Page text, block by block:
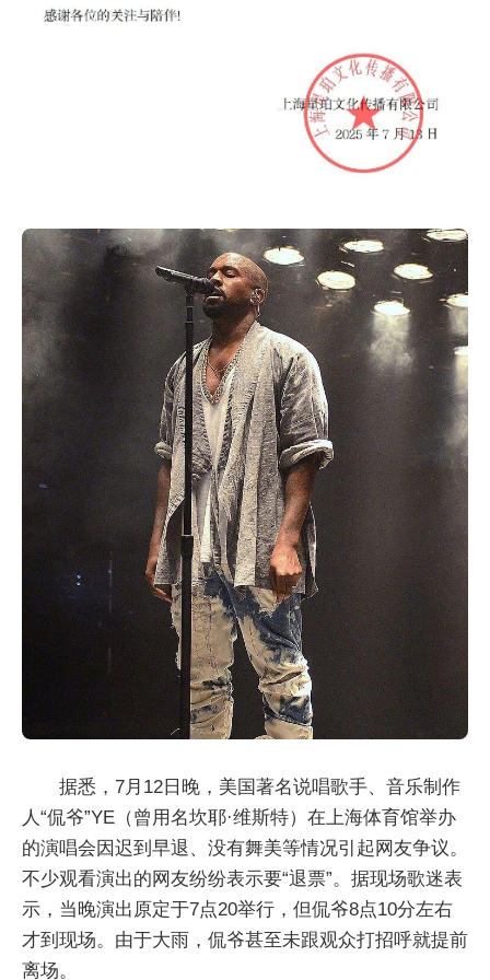
据悉，7月12日晚，美国著名说唱歌手、音乐制作
人“侃爷”YE（曾用名坎耶·维斯特）在上海体育馆举办
的演唱会因迟到早退、没有舞美等情况引起网友争议。
不少观看演出的网友纷纷表示要“退票”。据现场歌迷表
示，当晚演出原定于7点20举行，但侃爷8点10分左右
才到现场。由于大雨，侃爷甚至未跟观众打招呼就提前
离场。